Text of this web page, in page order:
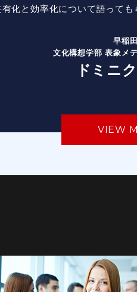
化と効率化について語っても
早稲
文化構想学部 表象メ
ドミニ
VIEW